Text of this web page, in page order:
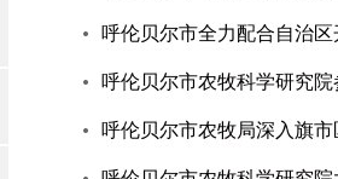
呼伦贝尔市全力配合自治
呼伦贝尔市农牧科学研究
呼伦贝尔市农牧局深入旗